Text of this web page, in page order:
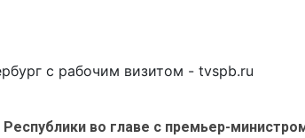
во главе с премьер-